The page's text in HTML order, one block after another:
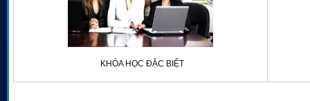
KHÓA HỌC ĐẶC BIỆT